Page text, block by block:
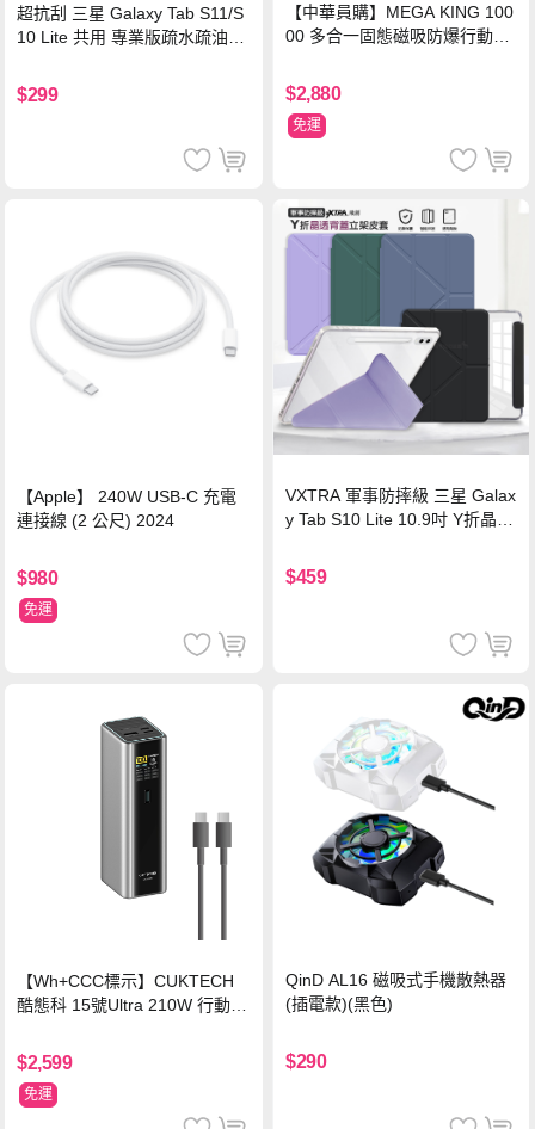
超抗刮 三星 Galaxy Tab S11/S
10 Lite 共用 專業版疏水疏油9H
$299
【中華員購】MEGA KING 100
00 多合一固態磁吸防爆行動電
$2,880
免運
【Apple】 240W USB-C 充電
連接線 (2 公尺) 2024
$980
免運
VXTRA 軍事防摔級 三星 Galax
y Tab S10 Lite 10.9吋 Y折晶透
$459
【Wh+CCC標示】CUKTECH
酷態科 15號Ultra 210W 行動電
$2,599
免運
QinD AL16 磁吸式手機散熱器
(插電款)(黑色)
$290